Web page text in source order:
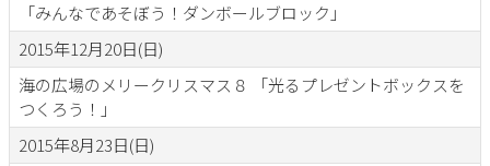
「みんなであそぼう！ダンボールブロック」
2015年12月20日(日)
海の広場のメリークリスマス８ 「光るプレゼントボックスを
つくろう！」
2015年8月23日(日)